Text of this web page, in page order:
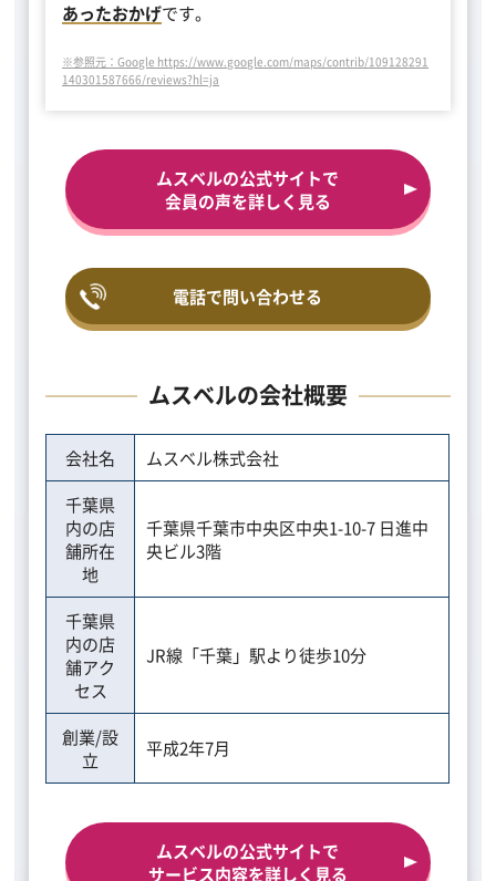
あったおかげです。
※参照元：Google https://www.google.com/maps/contrib/109128291
140301587666/reviews?hl=ja
ムスベルの公式サイトで
会員の声を詳しく見る
電話で問い合わせる
ムスベルの会社概要
会社名
ムスベル株式会社
千葉県
内の店
舗所在
地
千葉県千葉市中央区中央1-10-7 日進中
央ビル3階
千葉県
内の店
舗アク
セス
JR線「千葉」駅より徒歩10分
創業/設
立
平成2年7月
ムスベルの公式サイトで
サービス内容を詳しく見る